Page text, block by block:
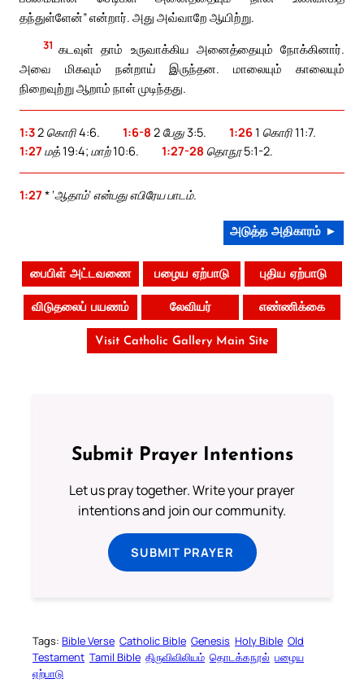
தந்துள்ளேன்” என்றார். அது அவ்வாறே ஆயிற்று.
31 கடவுள் தாம் உருவாக்கிய அனைத்தையும் நோக்கினார்.
அவை மிகவும் நன்றாய் இருந்தன. மாலையும் காலையும்
நிறைவுற்று ஆறாம் நாள் முடிந்தது.
1:32 கொரி 4:6. 1:6-8 2 பேது 3:5. 1:261 கொரி 11:7.
1:27 மத் 19:4; மாற் 10:6. 1:27-28 தொநூ 5:1-2.
1:27 * ‘ஆதாம்’ என்பது எபிரேய பாடம்.
அடுத்த அதிகாரம் ►
பைபிள் அட்டவணை பழைய ஏற்பாடு புதிய ஏற்பாடு
விடுதலைப் பயணம் லேவியர் எண்ணிக்கை
Visit Catholic Gallery Main Site
Submit Prayer Intentions
Let us pray together. Write your prayer
intentions and join our community.
SUBMIT PRAYER
Tags: Bible Verse Catholic Bible Genesis Holy Bible Old
Testament Tamil Bible திருவிவிலியம் தொடக்கநூல் பழைய
ஏற்பாடு
Your Faith. Your Way.
readings, daily prayers, and
audio Bible — all in one